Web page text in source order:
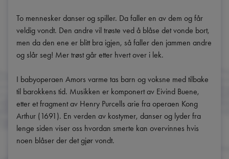
To mennesker danser og spiller. Da faller en av dem og får
veldig vondt. Den andre vil trøste ved å blåse det vonde bort,
men da den ene er blitt bra igjen, så faller den jammen andre
og slår seg! Mer trøst går etter hvert over i lek.
I babyoperaen Amors varme tas barn og voksne med tilbake
til barokkens tid. Musikken er komponert av Eivind Buene,
etter et fragment av Henry Purcells arie fra operaen Kong
Arthur (1691). En verden av kostymer, danser og lyder fra
lenge siden viser oss hvordan smerte kan overvinnes hvis
noen blåser der det gjør vondt.